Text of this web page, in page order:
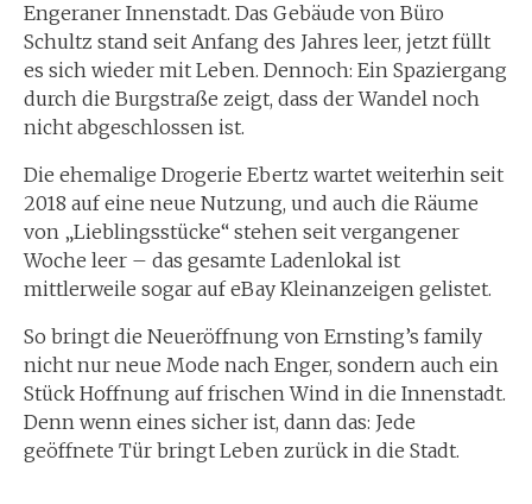
Engeraner Innenstadt. Das Gebäude von Büro
Schultz stand seit Anfang des Jahres leer, jetzt füllt
es sich wieder mit Leben. Dennoch: Ein Spaziergang
durch die Burgstraße zeigt, dass der Wandel noch
nicht abgeschlossen ist.
Die ehemalige Drogerie Ebertz wartet weiterhin seit
2018 auf eine neue Nutzung, und auch die Räume
von „Lieblingsstücke“ stehen seit vergangener
Woche leer – das gesamte Ladenlokal ist
mittlerweile sogar auf eBay Kleinanzeigen gelistet.
So bringt die Neueröffnung von Ernsting’s family
nicht nur neue Mode nach Enger, sondern auch ein
Stück Hoffnung auf frischen Wind in die Innenstadt.
Denn wenn eines sicher ist, dann das: Jede
geöffnete Tür bringt Leben zurück in die Stadt.